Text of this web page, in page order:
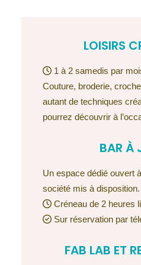
LOISIRS
1 à 2 samedis par
Couture, broderie,
autant de techniques
pourrez découvrir à
BAR À
Un espace dédié ouvert
société mis à disposition.
Créneau de 2 heures
Sur réservation par
FAB LAB ET